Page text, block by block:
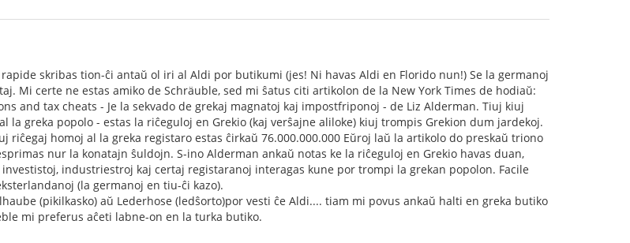
skribas tion-ĉi antaŭ ol iri al Aldi por butikumi (jes! Ni havas Aldi en Florido nun!) Se la germanoj
Mi certe ne estas amiko de Schräuble, sed mi ŝatus citi artikolon de la New York Times de hodiaŭ:
and tax cheats - Je la sekvado de grekaj magnatoj kaj impostfriponoj - de Liz Alderman. Tiuj kiuj
la greka popolo - estas la riĉeguloj en Grekio (kaj verŝajne aliloke) kiuj trompis Grekion dum jardekoj.
riĉegaj homoj al la greka registaro estas ĉirkaŭ 76.000.000.000 Eŭroj laŭ la artikolo do preskaŭ triono
nur la konatajn ŝuldojn. S-ino Alderman ankaŭ notas ke la riĉeguloj en Grekio havas duan,
industriestroj kaj certaj registaranoj interagas kune por trompi la grekan popolon. Facile
(la germanoj en tiu-ĉi kazo).
(pikilkasko) aŭ Lederhose (ledŝorto)por vesti ĉe Aldi.... tiam mi povus ankaŭ halti en greka butiko
mi preferus aĉeti labne-on en la turka butiko.